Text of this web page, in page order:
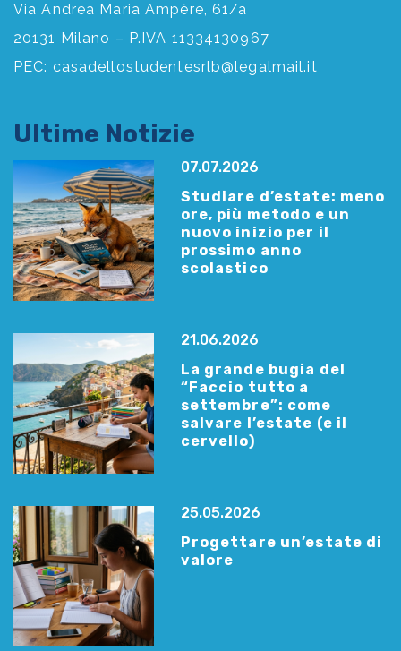
Via Andrea Maria Ampère, 61/a
20131 Milano – P.IVA 11334130967
PEC: casadellostudentesrlb@legalmail.it
Ultime Notizie
07.07.2026
Studiare d’estate: meno
ore, più metodo e un
nuovo inizio per il
prossimo anno
scolastico
21.06.2026
La grande bugia del
“Faccio tutto a
settembre”: come
salvare l’estate (e il
cervello)
25.05.2026
Progettare un’estate di
valore